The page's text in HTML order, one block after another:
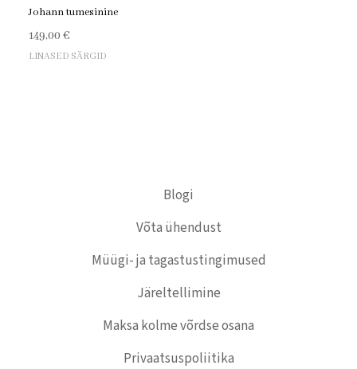
Johann tumesinine
149,00€
LINASED SÄRGID
Blogi
Võta ühendust
Müügi- ja tagastustingimused
Järeltellimine
Maksa kolme võrdse osana
Privaatsuspoliitika